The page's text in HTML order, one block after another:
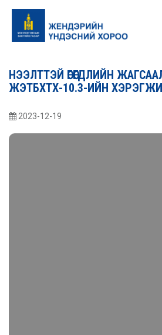
НЭЭЛТТЭЙ ӨГӨГДЛИЙН
ЖЭТБХТХ-10.3-ИЙН
2023-12-19